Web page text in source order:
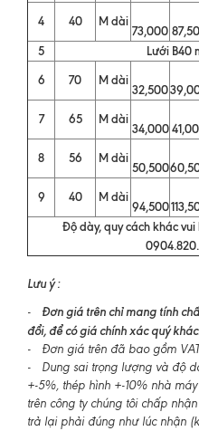
4
40 M dài
73,000
5
Lưới B40
6
70 M dài
32,500
7
65 M dài
34,000
8
56 M dài
50,500
9
40 M dài
94,500
Độ dày, quy cách khác
Lưu ý :
- Đơn giá trên chỉ mang tính
đổi, để có giá chính xác quý
- Đơn giá trên đã bao gồm VAT
- Dung sai trọng lượng và độ
+-5%, thép hình +-10% nhà
trên công ty chúng tôi chấp
trả lại phải đúng như lúc nhận